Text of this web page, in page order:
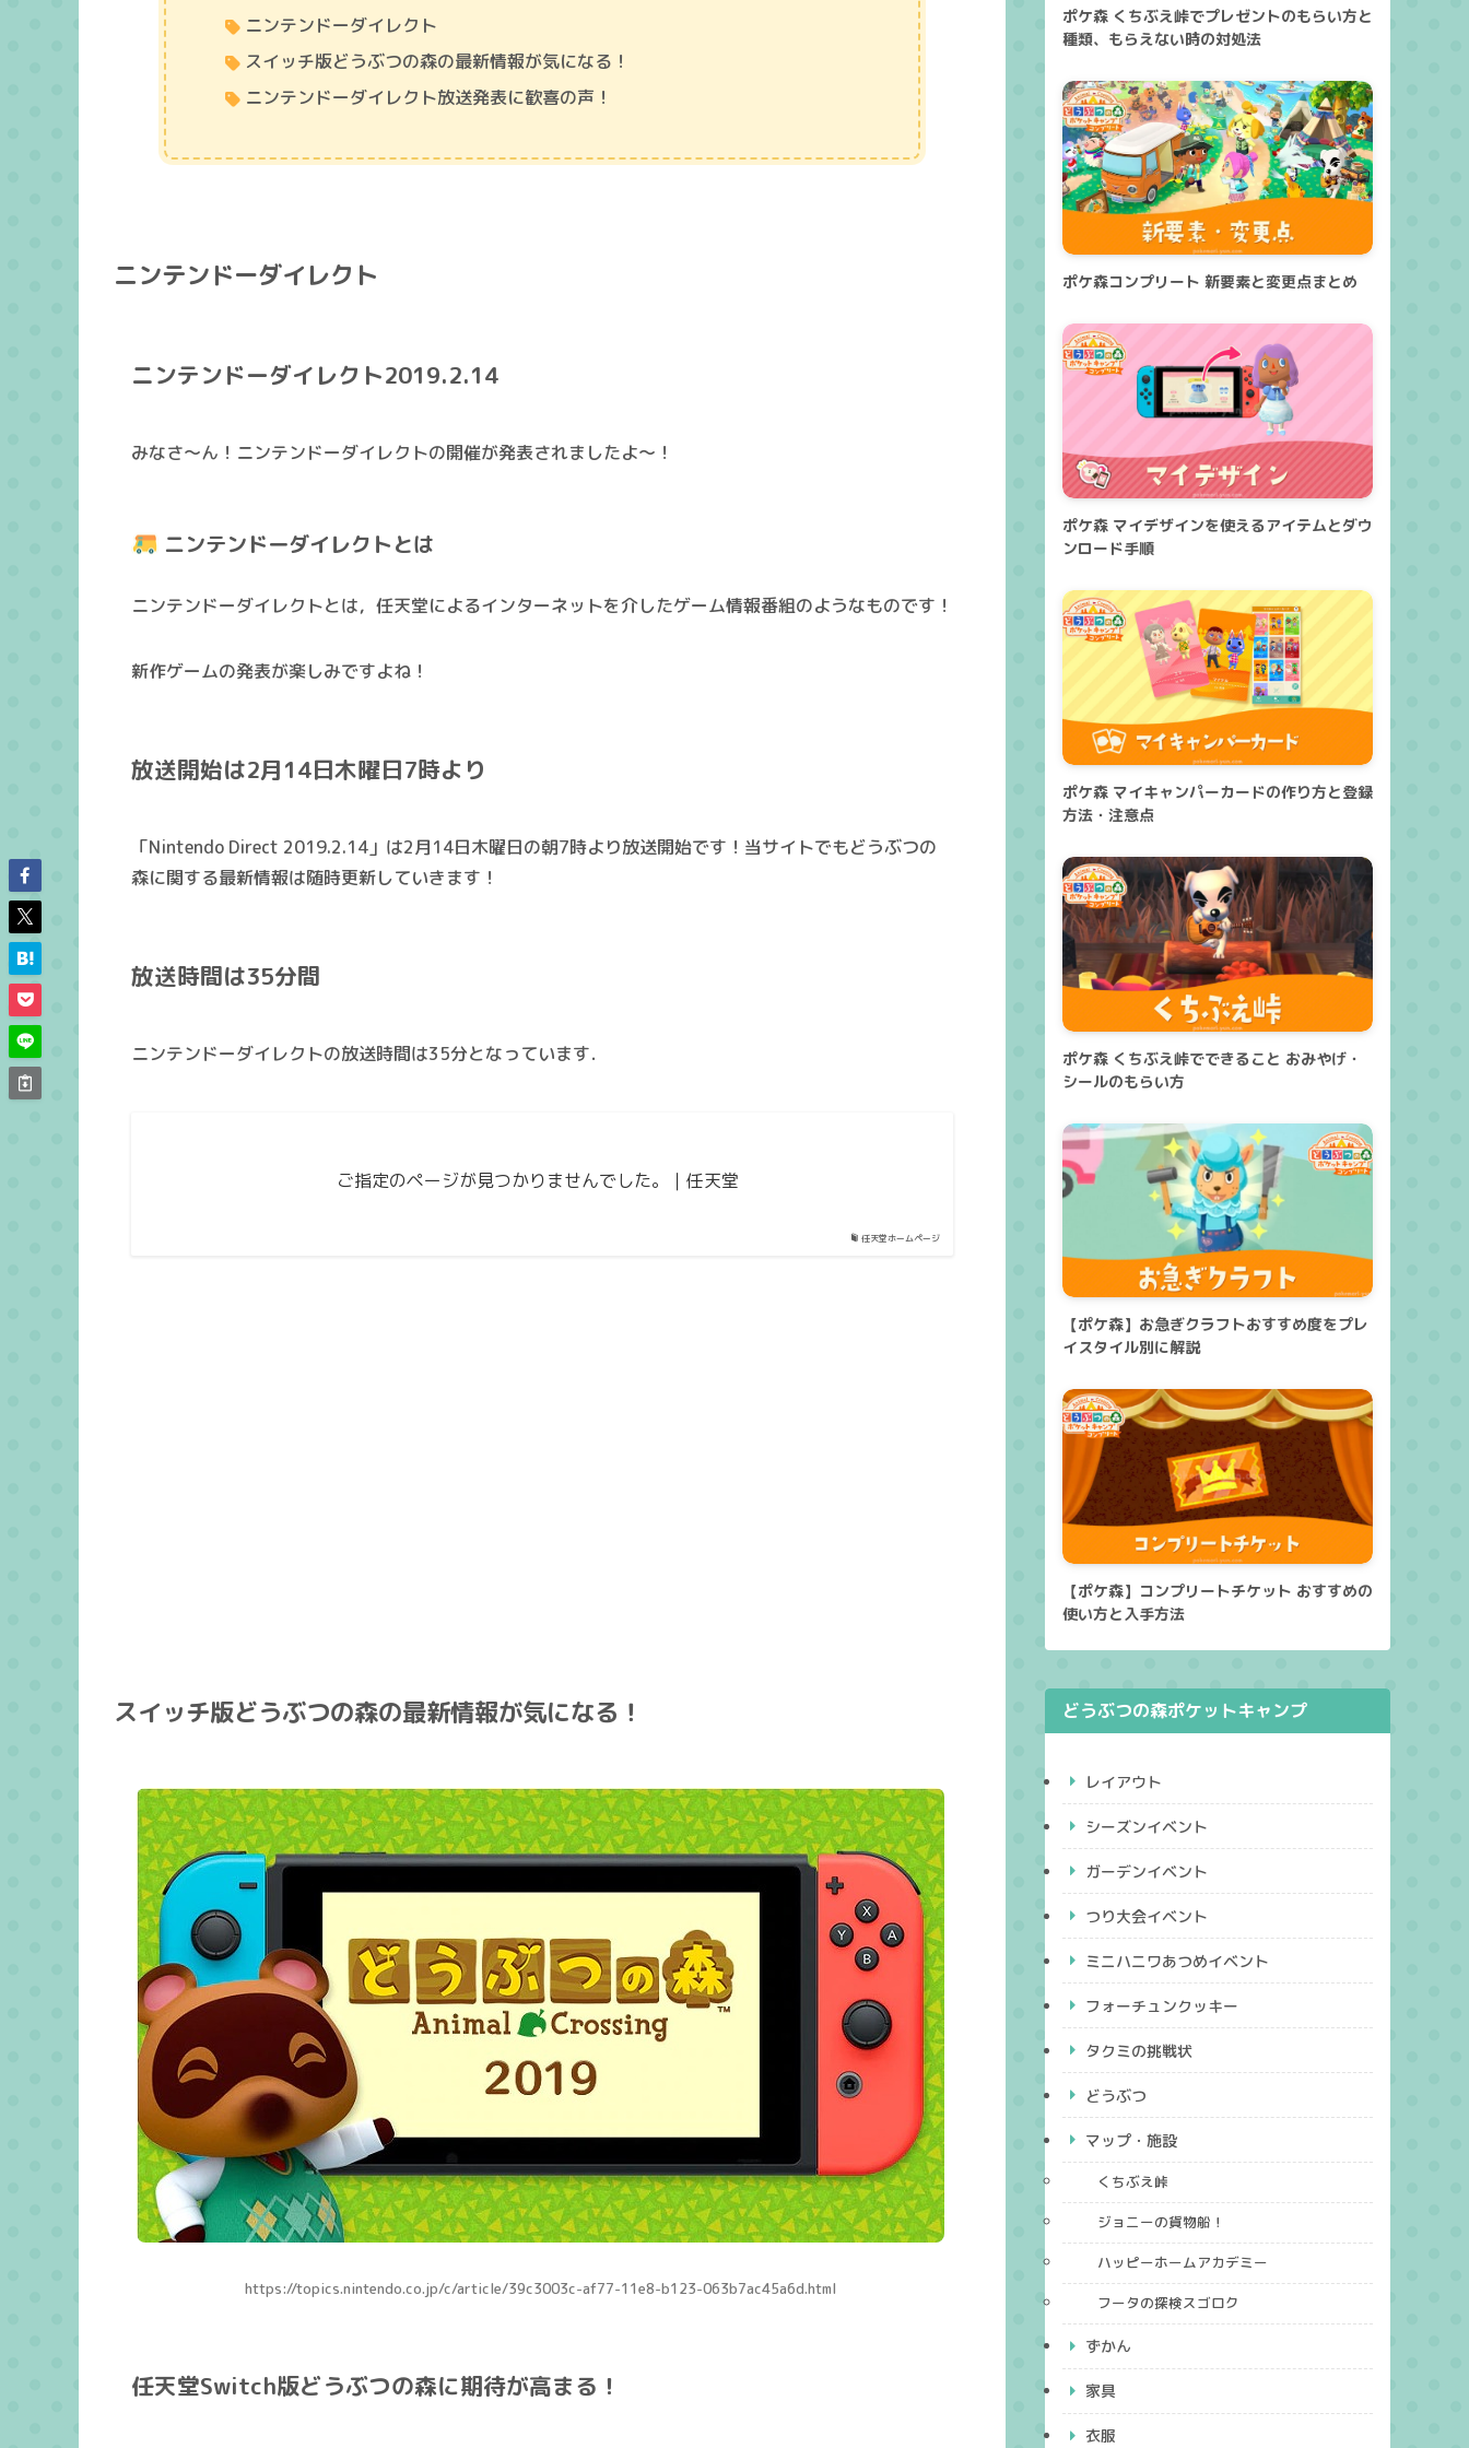
ニンテンドーダイレクト
スイッチ版どうぶつの森の最新情報が気になる！
ニンテンドーダイレクト放送発表に歓喜の声！
ニンテンドーダイレクト
ニンテンドーダイレクト2019.2.14
みなさ～ん！ニンテンドーダイレクトの開催が発表されましたよ～！
ニンテンドーダイレクトとは
ニンテンドーダイレクトとは，任天堂によるインターネットを介したゲーム情報番組のようなものです！
新作ゲームの発表が楽しみですよね！
放送開始は2月14日木曜日7時より
「Nintendo Direct 2019.2.14」は2月14日木曜日の朝7時より放送開始です！当サイトでもどうぶつの
森に関する最新情報は随時更新していきます！
放送時間は35分間
ニンテンドーダイレクトの放送時間は35分となっています．
任天堂ホームページ
ご指定のページが見つかりませんでした。｜任天堂
スイッチ版どうぶつの森の最新情報が気になる！
https://topics.nintendo.co.jp/c/article/39c3003c-af77-11e8-b123-063b7ac45a6d.html
任天堂Switch版どうぶつの森に期待が高まる！
ポケ森 くちぶえ峠でプレゼントのもらい方と
種類、もらえない時の対処法
ポケ森コンプリート 新要素と変更点まとめ
ポケ森 マイデザインを使えるアイテムとダウ
ンロード手順
ポケ森 マイキャンパーカードの作り方と登録
方法・注意点
ポケ森 くちぶえ峠でできること おみやげ・
シールのもらい方
【ポケ森】お急ぎクラフトおすすめ度をプレ
イスタイル別に解説
【ポケ森】コンプリートチケット おすすめの
使い方と入手方法
どうぶつの森ポケットキャンプ
レイアウト
シーズンイベント
ガーデンイベント
つり大会イベント
ミニハニワあつめイベント
フォーチュンクッキー
タクミの挑戦状
どうぶつ
マップ・施設
くちぶえ峠
ジョニーの貨物船！
ハッピーホームアカデミー
フータの探検スゴロク
ずかん
家具
衣服